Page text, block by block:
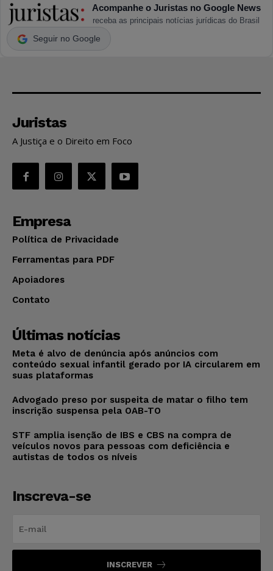
Acompanhe o Juristas no Google News
receba as principais notícias jurídicas do Brasil
Seguir no Google
Juristas
A Justiça e o Direito em Foco
Empresa
Política de Privacidade
Ferramentas para PDF
Apoiadores
Contato
Últimas notícias
Meta é alvo de denúncia após anúncios com
conteúdo sexual infantil gerado por IA circularem em
suas plataformas
Advogado preso por suspeita de matar o filho tem
inscrição suspensa pela OAB-TO
STF amplia isenção de IBS e CBS na compra de
veículos novos para pessoas com deficiência e
autistas de todos os níveis
Inscreva-se
INSCREVER